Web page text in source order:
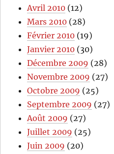
Avril 2010 (12)
Mars 2010 (28)
Février 2010 (19)
Janvier 2010 (30)
Décembre 2009 (28)
Novembre 2009 (27)
Octobre 2009 (25)
Septembre 2009 (27)
Août 2009 (27)
Juillet 2009 (25)
Juin 2009 (20)